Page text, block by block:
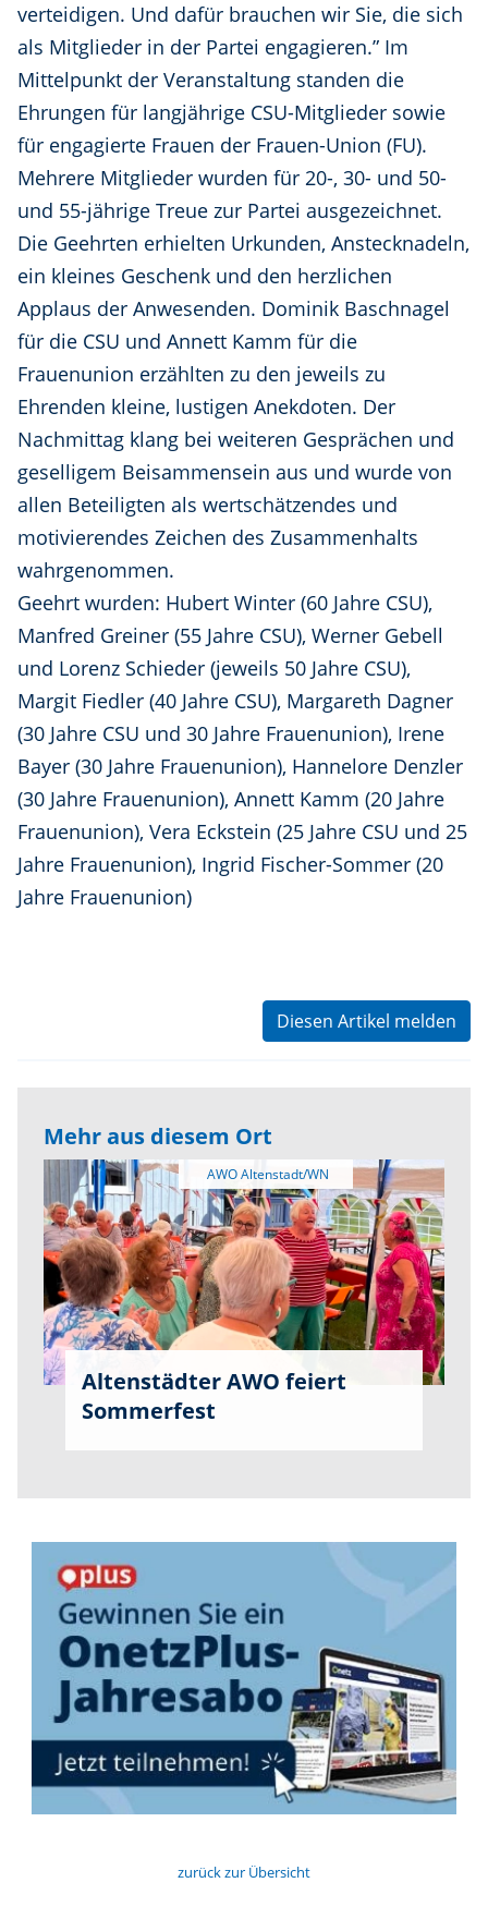
verteidigen. Und dafür brauchen wir Sie, die sich
als Mitglieder in der Partei engagieren.” Im
Mittelpunkt der Veranstaltung standen die
Ehrungen für langjährige CSU-Mitglieder sowie
für engagierte Frauen der Frauen-Union (FU).
Mehrere Mitglieder wurden für 20-, 30- und 50-
und 55-jährige Treue zur Partei ausgezeichnet.
Die Geehrten erhielten Urkunden, Anstecknadeln,
ein kleines Geschenk und den herzlichen
Applaus der Anwesenden. Dominik Baschnagel
für die CSU und Annett Kamm für die
Frauenunion erzählten zu den jeweils zu
Ehrenden kleine, lustigen Anekdoten. Der
Nachmittag klang bei weiteren Gesprächen und
geselligem Beisammensein aus und wurde von
allen Beteiligten als wertschätzendes und
motivierendes Zeichen des Zusammenhalts
wahrgenommen.
Geehrt wurden: Hubert Winter (60 Jahre CSU),
Manfred Greiner (55 Jahre CSU), Werner Gebell
und Lorenz Schieder (jeweils 50 Jahre CSU),
Margit Fiedler (40 Jahre CSU), Margareth Dagner
(30 Jahre CSU und 30 Jahre Frauenunion), Irene
Bayer (30 Jahre Frauenunion), Hannelore Denzler
(30 Jahre Frauenunion), Annett Kamm (20 Jahre
Frauenunion), Vera Eckstein (25 Jahre CSU und 25
Jahre Frauenunion), Ingrid Fischer-Sommer (20
Jahre Frauenunion)
Diesen Artikel melden
Mehr aus diesem Ort
Altenstädter AWO feiert
Sommerfest
zurück zur Übersicht